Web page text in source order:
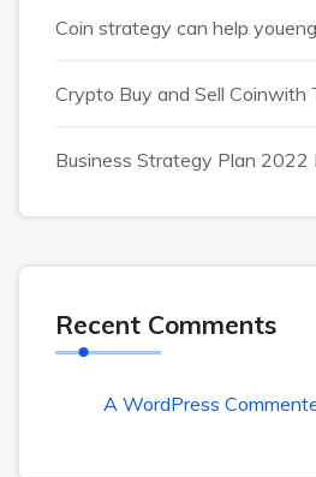
Coin strategy can help
Crypto Buy and Sell Coinwith
Business Strategy Plan 2022
Recent Comments
A WordPress